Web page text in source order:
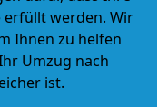
werden. Wir
Ihnen zu helfen
Umzug nach
ist.